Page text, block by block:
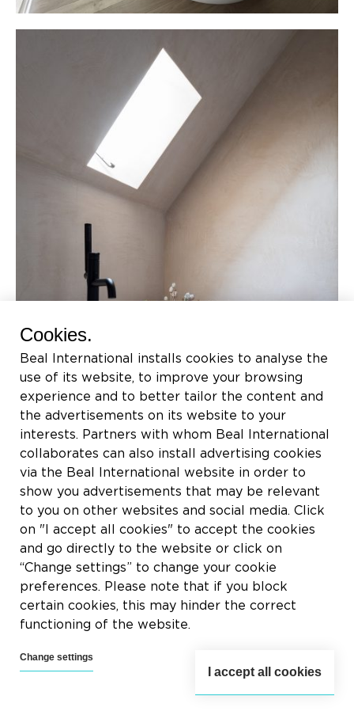
Cookies.
Beal International installs cookies to analyse the
use of its website, to improve your browsing
experience and to better tailor the content and
the advertisements on its website to your
interests. Partners with whom Beal International
collaborates can also install advertising cookies
via the Beal International website in order to
show you advertisements that may be relevant
to you on other websites and social media. Click
on "I accept all cookies" to accept the cookies
and go directly to the website or click on
“Change settings” to change your cookie
preferences. Please note that if you block
certain cookies, this may hinder the correct
functioning of the website.
Change settings
I accept all cookies